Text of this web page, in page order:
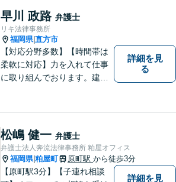
の提供をモットーとする事務
所です。
早川 政路 弁護士
リキ法律事務所
福岡県|直方市
【対応分野多数】【時間帯は
柔軟に対応】力を入れて仕事
に取り組んでおります。建築
／行政事件／遺言・相続など
多数の分野に対応可能。是非
一度お気軽ご相談ください。
詳細を見
る
松嶋 健一 弁護士
弁護士法人奔流法律事務所 粕屋オフィス
福岡県|粕屋町 原町駅 から徒歩3分
【原町駅3分】【子連れ相談
詳細を見